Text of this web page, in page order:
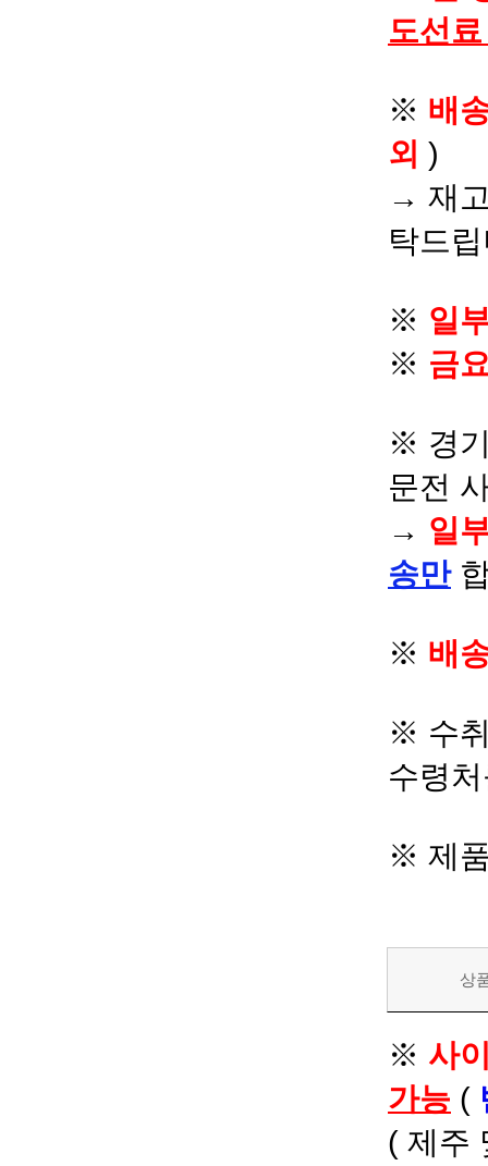
도선
※ 배
외 )
→ 재
탁드
※ 일
※ 금
※ 경
문전
→ 일
송만
※ 배
※ 수
수령
※ 제
상
※ 사
가능 (
( 제주